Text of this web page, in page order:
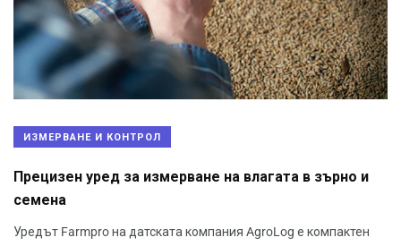
ИЗМЕРВАНЕ И КОНТРОЛ
Прецизен уред за измерване на влагата в зърно и
семена
Уредът Farmpro на датската компания AgroLog е компактен